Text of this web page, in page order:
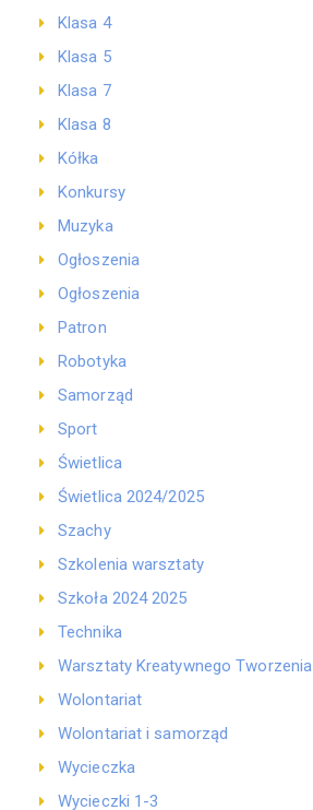
Klasa 4
Klasa 5
Klasa 7
Klasa 8
Kółka
Konkursy
Muzyka
Ogłoszenia
Ogłoszenia
Patron
Robotyka
Samorząd
Sport
Świetlica
Świetlica 2024/2025
Szachy
Szkolenia warsztaty
Szkoła 2024 2025
Technika
Warsztaty Kreatywnego Tworzenia
Wolontariat
Wolontariat i samorząd
Wycieczka
Wycieczki 1-3